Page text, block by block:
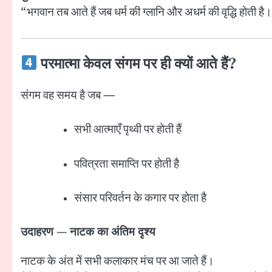
“भगवान तब आते हैं जब धर्म की ग्लानि और अधर्म की वृद्धि होती
परमात्मा केवल संगम पर ही क्यों आते हैं?
संगम वह समय है जब —
सभी आत्माएँ पृथ्वी पर होती हैं
पवित्रता समाप्ति पर होती है
संसार परिवर्तन के कगार पर होता है
उदाहरण — नाटक का अंतिम दृश्य
नाटक के अंत में सभी कलाकार मंच पर आ जाते हैं।